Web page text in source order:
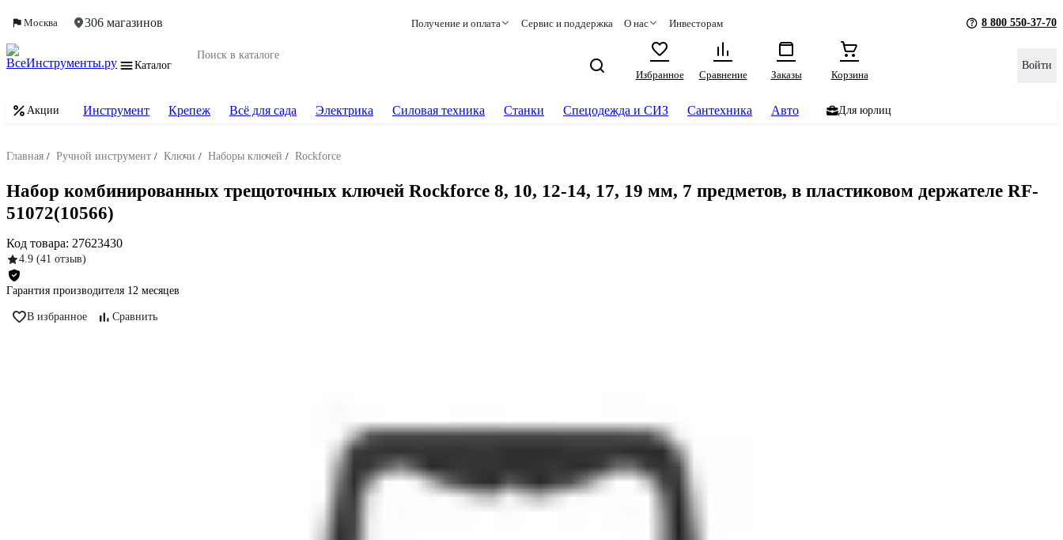
Москва 306 магазинов Получение и оплата Сервис и поддержка О нас Инвесторам 8 800 550-37-70
Каталог
Избранное
Сравнение Заказы Корзина
Войти
Акции Инструмент Крепеж Всё для сада Электрика Силовая техника Станки Спецодежда и СИЗ Сантехника Авто Для юрлиц
Главная / Ручной инструмент / Ключи / Наборы ключей / Rockforce
Набор комбинированных трещоточных ключей Rockforce 8, 10, 12-14, 17, 19 мм, 7 предметов, в пластиковом держателе RF-
51072(10566)
Код товара: 27623430
4.9 (41 отзыв)
Гарантия производителя 12 месяцев
В избранное Сравнить